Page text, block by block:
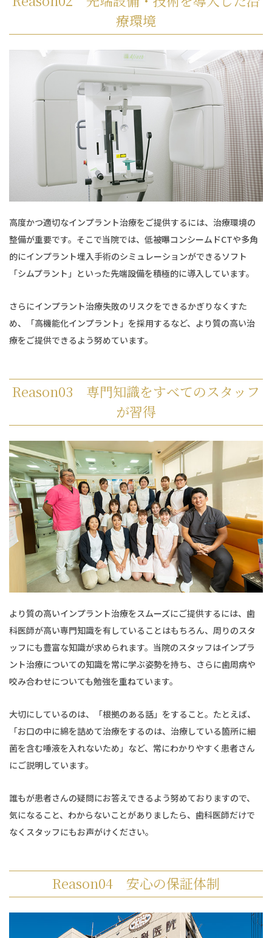
療環境
高度かつ適切なインプラント治療をご提供するには、治療環境の
整備が重要です。そこで当院では、低被曝コンシームドCTや多角
的にインプラント埋入手術のシミュレーションができるソフト
「シムプラント」といった先端設備を積極的に導入しています。
さらにインプラント治療失敗のリスクをできるかぎりなくすた
め、「高機能化インプラント」を採用するなど、より質の高い治
療をご提供できるよう努めています。
Reason03 専門知識をすべてのスタッフ
が習得
より質の高いインプラント治療をスムーズにご提供するには、歯
科医師が高い専門知識を有していることはもちろん、周りのスタ
ッフにも豊富な知識が求められます。当院のスタッフはインプラ
ント治療についての知識を常に学ぶ姿勢を持ち、さらに歯周病や
咬み合わせについても勉強を重ねています。
大切にしているのは、「根拠のある話」をすること。たとえば、
「お口の中に綿を詰めて治療をするのは、治療している箇所に細
菌を含む唾液を入れないため」など、常にわかりやすく患者さん
にご説明しています。
誰もが患者さんの疑問にお答えできるよう努めておりますので、
気になること、わからないことがありましたら、歯科医師だけで
なくスタッフにもお声がけください。
Reason04 安心の保証体制